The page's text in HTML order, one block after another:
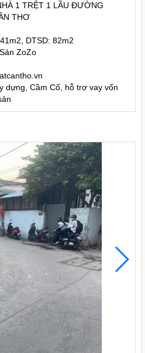
1 TRỆT 1 LẦU ĐƯỜNG
THƠ
DTSD: 82m2
ZoZo
dựng, Cầm Cố, hỗ trợ vay vốn